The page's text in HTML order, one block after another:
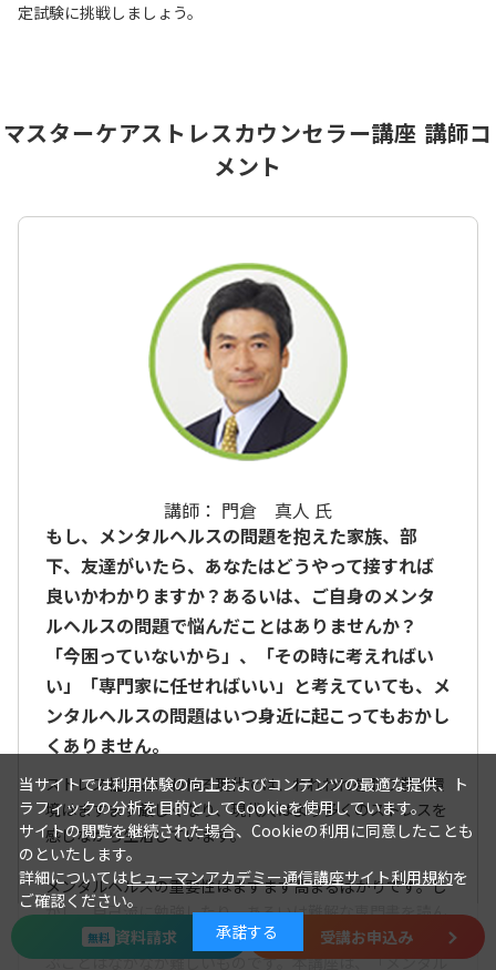
定試験に挑戦しましょう。
マスターケアストレスカウンセラー講座 講師コ
メント
講師： 門倉 真人 氏
もし、メンタルヘルスの問題を抱えた家族、部
下、友達がいたら、あなたはどうやって接すれば
良いかわかりますか？あるいは、ご自身のメンタ
ルヘルスの問題で悩んだことはありませんか？
「今困っていないから」、「その時に考えればい
い」「専門家に任せればいい」と考えていても、メ
ンタルヘルスの問題はいつ身近に起こってもおかし
くありません。
ストレス社会といわれる現代では、われわれを取り巻く環
境はますます厳しくなり、現代人はより多くのストレスを
感じながら生活しています。
メンタルヘルスの重要性はますます高まるばかりです。し
かし、自己流に勉強したり、あるいは難解な専門書を読ん
だりしても、メンタルヘルスについて系統的にきちんと学
ぶことはなかなか難しいものです。本講座は、「メンタル
無料 資料請求 受講お申込み
当サイトでは利用体験の向上およびコンテンツの最適な提供、ト
ラフィックの分析を目的としてCookieを使用しています。
サイトの閲覧を継続された場合、Cookieの利用に同意したことも
のといたします。
詳細についてはヒューマンアカデミー通信講座サイト利用規約を
ご確認ください。
承諾する